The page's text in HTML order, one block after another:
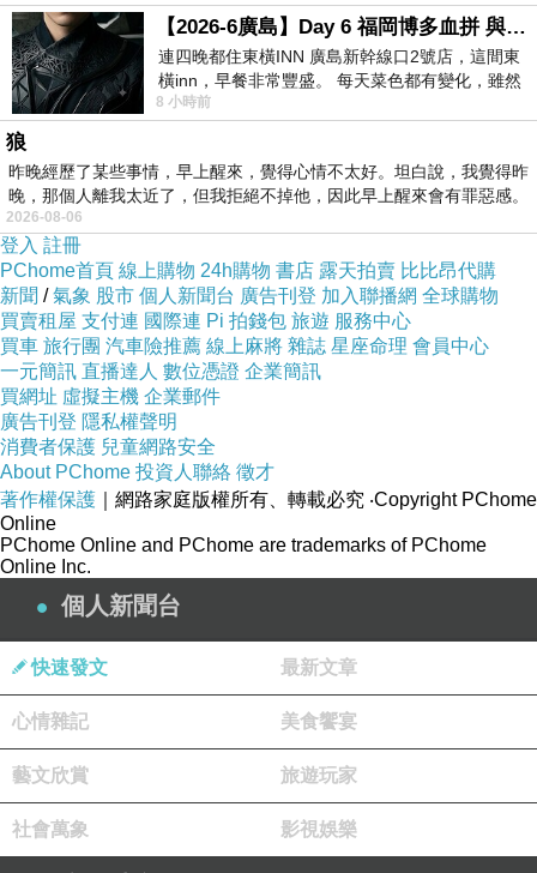
住屋旁種了一排烏桕樹
樹下種了蔓花生來當草皮
因堅持有機且低毒的生活環境
便吸引了一堆昆蟲聚集生活
台灣大蟋蟀吃蔓花生的地下莖
每隻都長得非常壯碩
也因台灣大蟋蟀狂吃蔓花生地下莖的結果
所以樹下的植披變得日漸稀疏...
【2026-6廣島】Day 6 福岡博多血拼 與機場接送少年司機深夜對談
連四晚都住東橫INN 廣島新幹線口2號店，這間東
橫inn，早餐非常豐盛。 每天菜色都有變化，雖然
看到工作人員拿出料理包加熱，但
8 小時前
狼
昨晚經歷了某些事情，早上醒來，覺得心情不太好。坦白說，我覺得昨
晚，那個人離我太近了，但我拒絕不掉他，因此早上醒來會有罪惡感。
2026-08-06
登入 註冊
PChome首頁 線上購物 24h購物 書店 露天拍賣 比比昂代購
新聞 /氣象 股市 個人新聞台 廣告刊登 加入聯播網 全球購物
買賣租屋 支付連 國際連 Pi 拍錢包 旅遊 服務中心
買車 旅行團 汽車險推薦 線上麻將 雜誌 星座命理 會員中心
一元簡訊 直播達人 數位憑證 企業簡訊
買網址 虛擬主機 企業郵件
廣告刊登 隱私權聲明
消費者保護 兒童網路安全
About PChome 投資人聯絡 徵才
著作權保護 ｜網路家庭版權所有、轉載必究 ‧Copyright PChome
Online
PChome Online and PChome are trademarks of PChome
Online Inc.
個人新聞台
快速發文 最新文章
心情雜記 美食饗宴
藝文欣賞 旅遊玩家
社會萬象 影視娛樂